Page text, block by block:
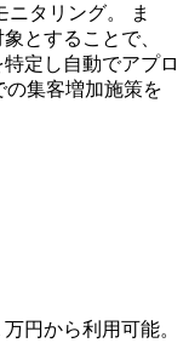
タリング。 ま
とすることで、
定し自動でアプロ
の集客増加施策を
円から利用可能。